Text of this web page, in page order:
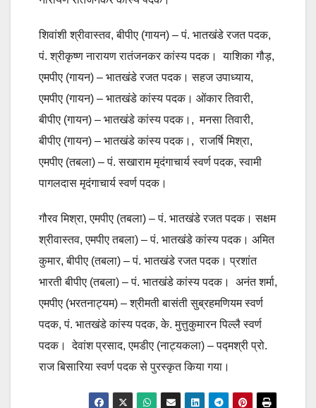
शिवांशी श्रीवास्तव, बीपीए (गायन) – पं. भातखंडे रजत पदक,
पं. श्रीकृष्ण नारायण रातंजनकर कांस्य पदक। याशिका गौड़,
एमपीए (गायन) – भातखंडे रजत पदक। सहज उपाध्याय,
एमपीए (गायन) – भातखंडे कांस्य पदक। ओंकार तिवारी,
बीपीए (गायन) – भातखंडे कांस्य पदक।, मनसा तिवारी,
बीपीए (गायन) – भातखंडे कांस्य पदक।, राजर्षि मिश्रा,
एमपीए (तबला) – पं. सखाराम मृदंगाचार्य स्वर्ण पदक, स्वामी
पागलदास मृदंगाचार्य स्वर्ण पदक।
गौरव मिश्रा, एमपीए (तबला) – पं. भातखंडे रजत पदक। सक्षम
श्रीवास्तव, एमपीए तबला) – पं. भातखंडे कांस्य पदक। अमित
कुमार, बीपीए (तबला) – पं. भातखंडे रजत पदक। प्रशांत
भारती बीपीए (तबला) – पं. भातखंडे कांस्य पदक। अनंत शर्मा,
एमपीए (भरतनाट्यम) – श्रीमती बासंती सुब्रहमणियम स्वर्ण
पदक, पं. भातखंडे कांस्य पदक, के. मुत्तुकुमारन पिल्लै स्वर्ण
पदक। देवांश प्रसाद, एमडीए (नाट्यकला) – पद्मश्री प्रो.
राज बिसारिया स्वर्ण पदक से पुरस्कृत किया गया।